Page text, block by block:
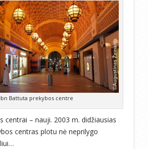
Ibn Battuta prekybos centre
centrai – nauji. 2003 m. didžiausias
centras plotu nė neprilygo